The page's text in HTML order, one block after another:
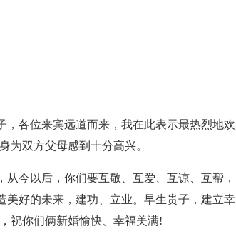
各位来宾远道而来，我在此表示最热烈地欢
为双方父母感到十分高兴。
今以后，你们要互敬、互爱、互谅、互帮，
美好的未来，建功、立业。早生贵子，建立幸
祝你们俩新婚愉快、幸福美满!